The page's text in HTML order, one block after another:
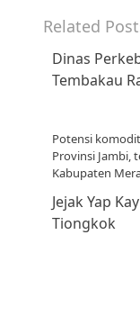
Related
Dinas
Tembakau
Potensi
Provinsi Jambi,
Kabupaten
Jejak Yap
Tiongkok